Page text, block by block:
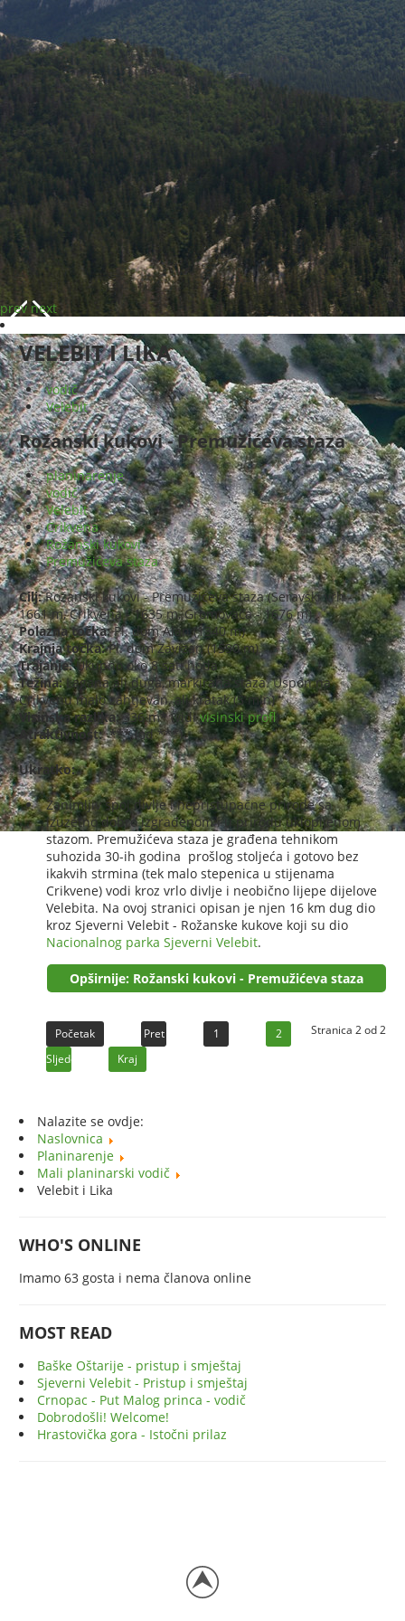
prev next
VELEBIT I LIKA
vodič
Velebit
Rožanski kukovi - Premužićeva staza
planinarenje
vodič
Velebit
Crikvena
Rožanski kukovi
Premužićeva staza
Cilj:Rožanski kukovi - Premužićeva staza (Seravski vrh -
1661 m, Crikvena - 1635 m, Gromovača - 1676 m)
Polazna točka:Pl. dom Alan (1340 m)
Krajnja točka:Pl. dom Zavižan (1590 m)
Trajanje:Ukupno oko 8 sati hoda
Težina:Lagana ali duga, markirana staza. Uspon na
Crikvenu malo zahtjevan, ali kratak (5 min)
Visinska razlika:336 m*(vidivisinski profl)
Atraktivnost: ***(od ***)
Ukratko:
Zanimljiv spoj divlje i nepristupačne prirode sa
izuzetno dobro izgrađenom i u prirodu uklopljenom
stazom. Premužićeva staza je građena tehnikom
suhozida 30-ih godina prošlog stoljeća i gotovo bez
ikakvih strmina (tek malo stepenica u stijenama
Crikvene) vodi kroz vrlo divlje i neobično lijepe dijelove
Velebita. Na ovoj stranici opisan je njen 16 km dug dio
kroz Sjeverni Velebit - Rožanske kukove koji su dio
Nacionalnog parka Sjeverni Velebit.
Opširnije: Rožanski kukovi - Premužićeva staza
Stranica 2 od 2
Početak Pret 1
2
Sljedeće
Kraj
Nalazite se ovdje:
Naslovnica
Planinarenje
Mali planinarski vodič
Velebit i Lika
WHO'S ONLINE
Imamo 63 gosta i nema članova online
MOST READ
Baške Oštarije - pristup i smještaj
Sjeverni Velebit - Pristup i smještaj
Crnopac - Put Malog princa - vodič
Dobrodošli! Welcome!
Hrastovička gora - Istočni prilaz